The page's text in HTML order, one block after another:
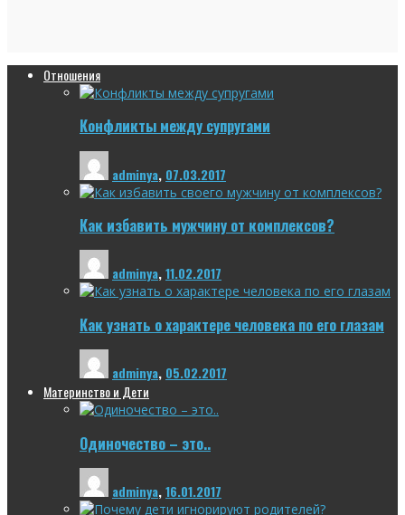
Отношения
Конфликты между супругами
adminya, 07.03.2017
Как избавить мужчину от комплексов?
adminya,11.02.2017
Как узнать о характере человека по его глазам
adminya, 05.02.2017
Материнство и Дети
Одиночество – это..
adminya,16.01.2017